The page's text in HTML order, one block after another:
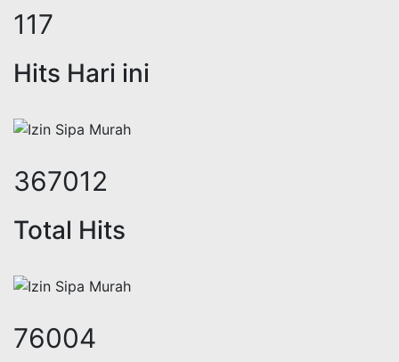
154
Hits Hari ini
485082
Total Hits
101442